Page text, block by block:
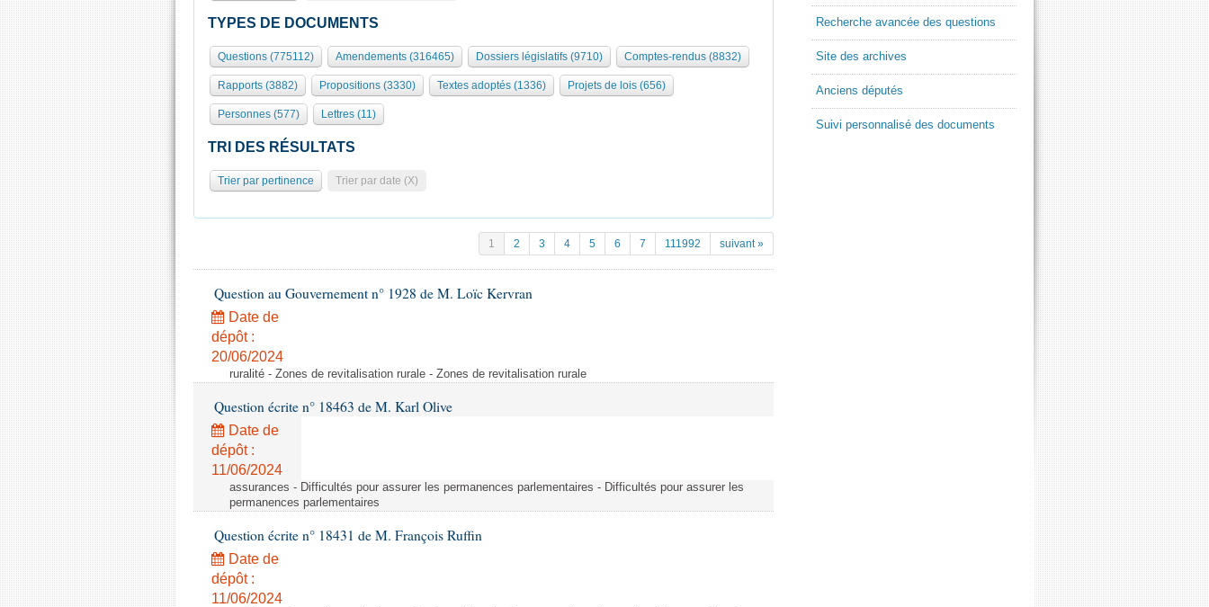
TYPES DE DOCUMENTS
Questions (775112) Amendements (316465) Dossiers législatifs (9710) Comptes-rendus (8832)
Rapports (3882) Propositions (3330) Textes adoptés (1336) Projets de lois (656)
Personnes (577) Lettres (11)
TRI DES RÉSULTATS
Trier par pertinence Trier par date (X)
1 2 3 4 5 6 7 111992 suivant »
Question au Gouvernement n° 1928 de M. Loïc Kervran
Date de
dépôt :
20/06/2024
ruralité - Zones de revitalisation rurale - Zones de revitalisation rurale
Question écrite n° 18463 de M. Karl Olive
Date de
dépôt :
11/06/2024
assurances - Difficultés pour assurer les permanences parlementaires - Difficultés pour assurer les
permanences parlementaires
Question écrite n° 18431 de M. François Ruffin
Date de
dépôt :
11/06/2024
Recherche avancée des questions
Site des archives
Anciens députés
Suivi personnalisé des documents